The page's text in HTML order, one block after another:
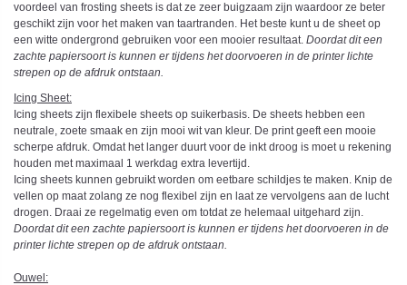
voordeel van frosting sheets is dat ze zeer buigzaam zijn waardoor ze beter
geschikt zijn voor het maken van taartranden. Het beste kunt u de sheet op
een witte ondergrond gebruiken voor een mooier resultaat. Doordat dit een
zachte papiersoort is kunnen er tijdens het doorvoeren in de printer lichte
strepen op de afdruk ontstaan.
Icing Sheet:
Icing sheets zijn flexibele sheets op suikerbasis. De sheets hebben een
neutrale, zoete smaak en zijn mooi wit van kleur. De print geeft een mooie
scherpe afdruk. Omdat het langer duurt voor de inkt droog is moet u rekening
houden met maximaal 1 werkdag extra levertijd.
Icing sheets kunnen gebruikt worden om eetbare schildjes te maken. Knip de
vellen op maat zolang ze nog flexibel zijn en laat ze vervolgens aan de lucht
drogen. Draai ze regelmatig even om totdat ze helemaal uitgehard zijn.
Doordat dit een zachte papiersoort is kunnen er tijdens het doorvoeren in de
printer lichte strepen op de afdruk ontstaan.
Ouwel: